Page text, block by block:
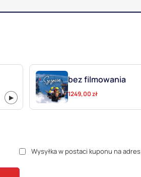
▶
bez filmowania
1249,00zł
Wysyłka w postaci kuponu na adres